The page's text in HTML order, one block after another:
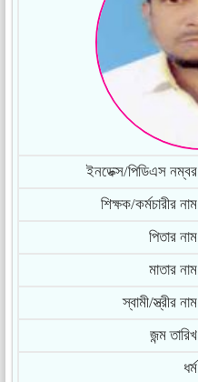
ইনডেক্স/পিডিএস নম্বর
শিক্ষক/কর্মচারীর নাম
পিতার নাম
মাতার নাম
স্বামী/স্ত্রীর নাম
জন্ম তারিখ
ধর্ম